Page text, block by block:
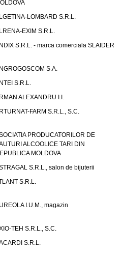
LOMBARD S.R.L.
EXIM S.R.L.
S.R.L. - marca comerciala SLAIDER
S.A.
S.R.L.
ALEXANDRU I.I.
FARM S.R.L., S.C.
PRODUCATORILOR DE
ALCOOLICE TARI DIN
MOLDOVA
S.R.L., salon de bijuterii
S.R.L.
I.U.M., magazin
TEH S.R.L., S.C.
S.R.L.